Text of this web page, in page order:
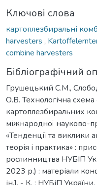
Ключові слова
картоплезбиральні
harvesters ,
combine harvesters
Бібліографічний
Грушецький С.М.,
О.В. Технологічна
картоплезбиральних
міжнародної науково-
«Тенденції та виклики
теорія і практика» :
рослинництва НУБІП
2023 р.) : матеріали